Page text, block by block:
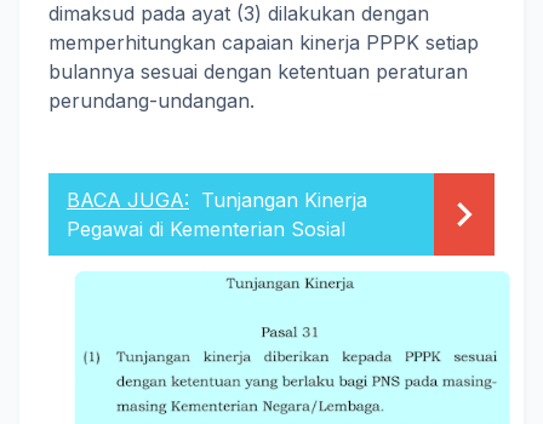
dimaksud pada ayat (3) dilakukan dengan
memperhitungkan capaian kinerja PPPK setiap
bulannya sesuai dengan ketentuan peraturan
perundang-undangan.
BACA JUGA: Tunjangan Kinerja
Pegawai di Kementerian Sosial